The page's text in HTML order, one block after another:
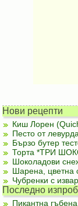
Нови рецепти
Киш Лорен
Песто от
Бързо бутер
Торта *ТРИ
Шоколадови
Шарена, цветна
Чубренки с
Последно
Пикантна